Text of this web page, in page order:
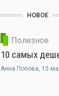
НОВОЕ
Полезное
10 самых
Анна Попова, 15